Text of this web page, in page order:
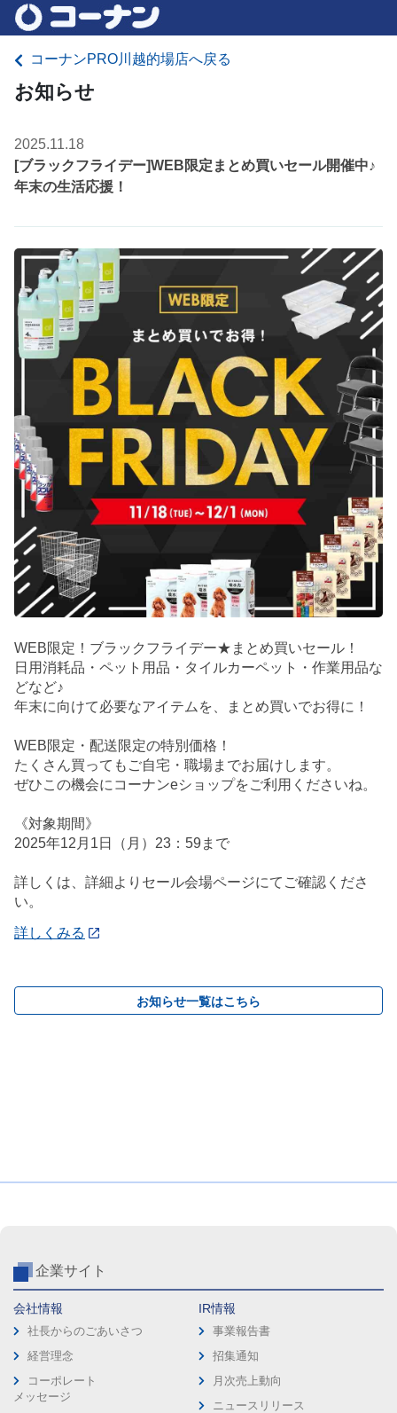
コーナンPRO川越的場店へ戻る
お知らせ
2025.11.18
[ブラックフライデー]WEB限定まとめ買いセール開催中♪
年末の生活応援！
WEB限定！ブラックフライデー★まとめ買いセール！
日用消耗品・ペット用品・タイルカーペット・作業用品な
どなど♪
年末に向けて必要なアイテムを、まとめ買いでお得に！
WEB限定・配送限定の特別価格！
たくさん買ってもご自宅・職場までお届けします。
ぜひこの機会にコーナンeショップをご利用くださいね。
《対象期間》
2025年12月1日（月）23：59まで
詳しくは、詳細よりセール会場ページにてご確認くださ
い。
詳しくみる
お知らせ一覧はこちら
企業サイト
会社情報
社長からのごあいさつ
経営理念
コーポレート
メッセージ
IR情報
事業報告書
招集通知
月次売上動向
ニュースリリース